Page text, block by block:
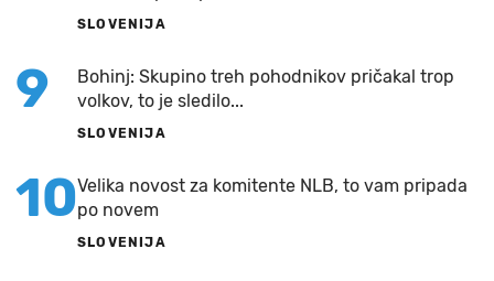
SLOVENIJA
9
Bohinj: Skupino treh pohodnikov pričakal trop
volkov, to je sledilo...
SLOVENIJA
10Velika novost za komitente NLB, to vam pripada
po novem
SLOVENIJA